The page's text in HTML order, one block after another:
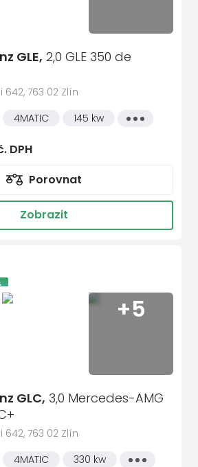
GLE, 2,0 GLE 350 de
763 02 Zlín
4MATIC 145 kw
Všechny
DPH
Porovnat
Zobrazit
+5
GLC, 3,0 Mercedes-AMG
763 02 Zlín
4MATIC 330 kw
Všechny